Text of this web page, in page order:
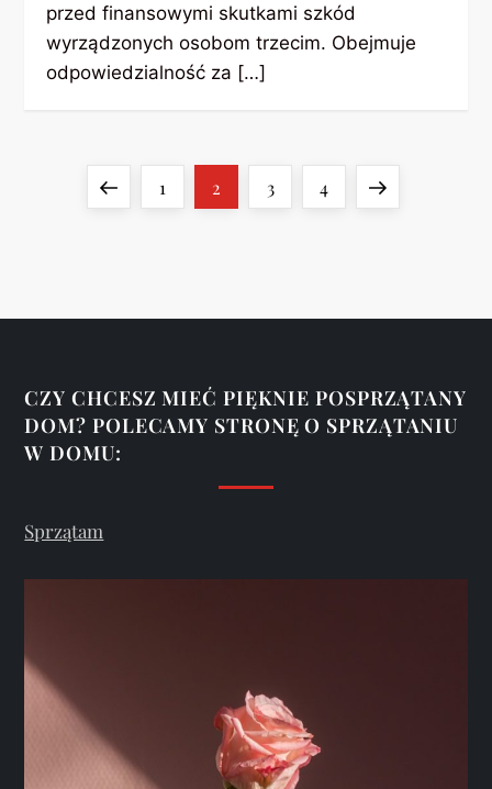
przed finansowymi skutkami szkód
wyrządzonych osobom trzecim. Obejmuje
odpowiedzialność za […]
n
i
o
a
n
PreviousPage
1 Page
2 Page
3 Page
4
Next
CZY CHCESZ MIEĆ PIĘKNIE POSPRZĄTANY
DOM? POLECAMY STRONĘ O SPRZĄTANIU
W DOMU:
Sprzątam